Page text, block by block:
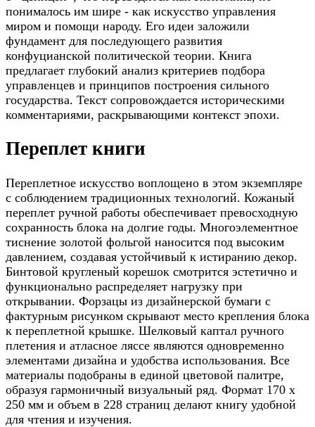
понималось им шире - как искусство управления
миром и помощи народу. Его идеи заложили
фундамент для последующего развития
конфуцианской политической теории. Книга
предлагает глубокий анализ критериев подбора
управленцев и принципов построения сильного
государства. Текст сопровождается историческими
комментариями, раскрывающими контекст эпохи.
Переплет книги
Переплетное искусство воплощено в этом экземпляре
с соблюдением традиционных технологий. Кожаный
переплет ручной работы обеспечивает превосходную
сохранность блока на долгие годы. Многоэлементное
тиснение золотой фольгой наносится под высоким
давлением, создавая устойчивый к истиранию декор.
Бинтовой кругленый корешок смотрится эстетично и
функционально распределяет нагрузку при
открывании. Форзацы из дизайнерской бумаги с
фактурным рисунком скрывают место крепления блока
к переплетной крышке. Шелковый каптал ручного
плетения и атласное ляссе являются одновременно
элементами дизайна и удобства использования. Все
материалы подобраны в единой цветовой палитре,
образуя гармоничный визуальный ряд. Формат 170 x
250 мм и объем в 228 страниц делают книгу удобной
для чтения и изучения.